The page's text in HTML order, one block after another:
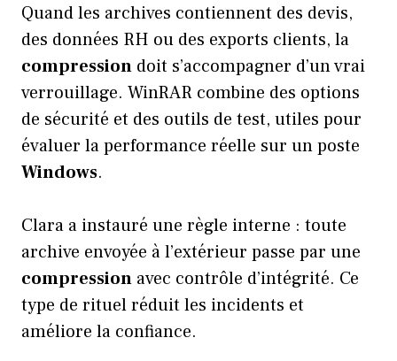
Quand les archives contiennent des devis,
des données RH ou des exports clients, la
compression doit s’accompagner d’un vrai
verrouillage. WinRAR combine des options
de sécurité et des outils de test, utiles pour
évaluer la performance réelle sur un poste
Windows.
Clara a instauré une règle interne : toute
archive envoyée à l’extérieur passe par une
compression avec contrôle d’intégrité. Ce
type de rituel réduit les incidents et
améliore la confiance.